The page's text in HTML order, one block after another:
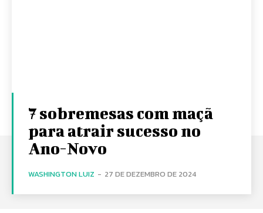
7 sobremesas com maçã
para atrair sucesso no
Ano-Novo
WASHINGTON LUIZ - 27 DE DEZEMBRO DE 2024